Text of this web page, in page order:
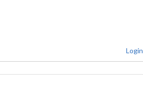
Login